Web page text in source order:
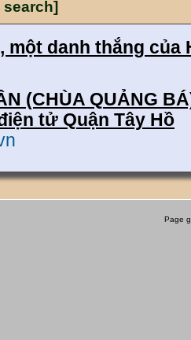
search]
một danh thắng của
(CHÙA QUẢNG
tử Quận Tây Hồ
Page